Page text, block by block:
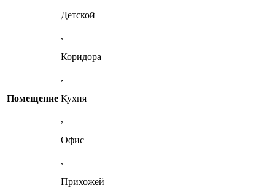
Помещение
Детской
,
Коридора
,
Кухня
,
Офис
,
Прихожей